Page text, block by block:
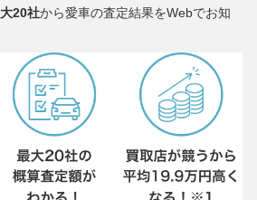
20社から愛車の査定結果をWebでお知